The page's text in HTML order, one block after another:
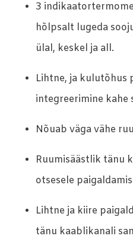
3
hõlpsalt lugeda
ülal, keskel ja all.
Lihtne, ja kulutõhus
integreerimine kahe
Nõuab väga vähe
Ruumisäästlik tänu
otsesele
Lihtne ja kiire
tänu kaablikanali